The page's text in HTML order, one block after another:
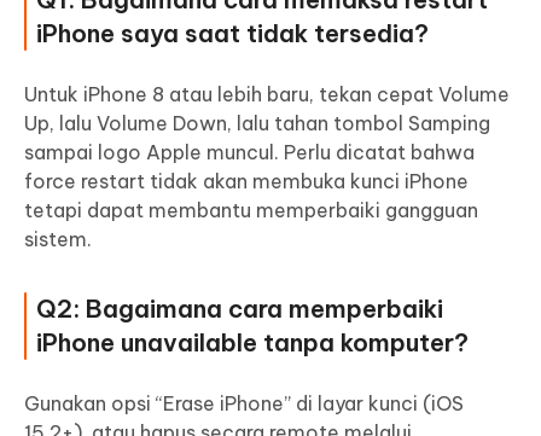
iPhone saya saat tidak tersedia?
Untuk iPhone 8 atau lebih baru, tekan cepat Volume
Up, lalu Volume Down, lalu tahan tombol Samping
sampai logo Apple muncul. Perlu dicatat bahwa
force restart tidak akan membuka kunci iPhone
tetapi dapat membantu memperbaiki gangguan
sistem.
Q2: Bagaimana cara memperbaiki
iPhone unavailable tanpa komputer?
Gunakan opsi “Erase iPhone” di layar kunci (iOS